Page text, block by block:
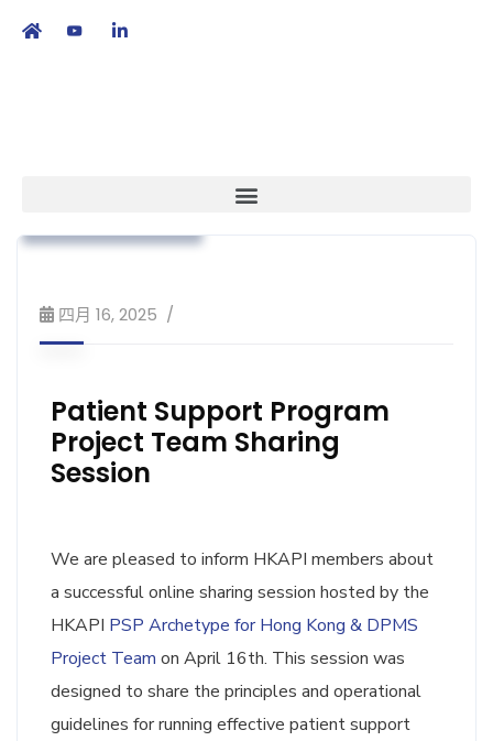
四月 16, 2025
Patient Support Program
Project Team Sharing
Session
We are pleased to inform HKAPI members about
a successful online sharing session hosted by the
HKAPI PSP Archetype for Hong Kong & DPMS
Project Team on April 16th. This session was
designed to share the principles and operational
guidelines for running effective patient support